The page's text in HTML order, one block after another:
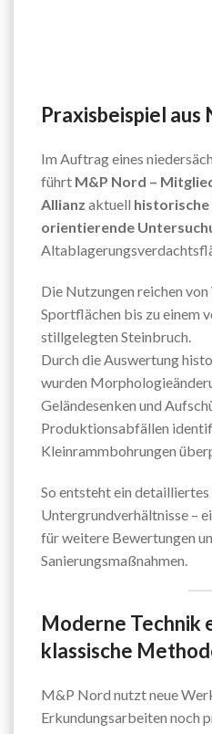
Praxisbeispiel aus
Im Auftrag eines
führt M&P Nord –
Allianz aktuell historische
orientierende
Die Nutzungen reichen
Sportflächen bis zu einem
stillgelegten Steinbruch.
Durch die Auswertung
wurden
Geländesenken und
Produktionsabfällen
Kleinrammbohrungen
So entsteht ein
Untergrundverhältnisse –
für weitere Bewertungen
Sanierungsmaßnahmen.
Moderne Technik
klassische
M&P Nord nutzt neue
Erkundungsarbeiten noch